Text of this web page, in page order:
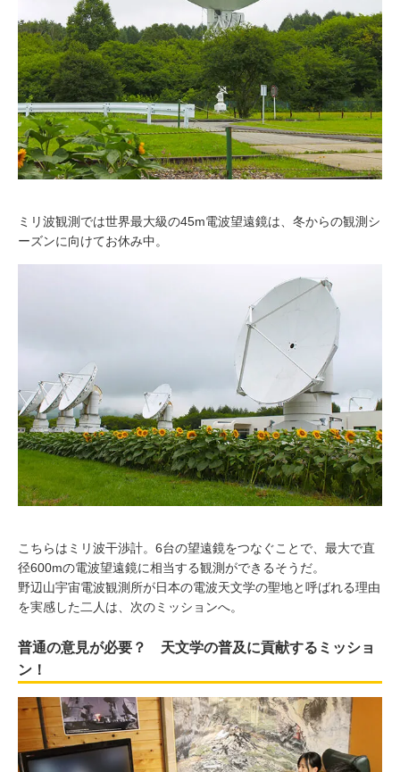
ミリ波観測では世界最大級の45m電波望遠鏡は、冬からの観測シ
ーズンに向けてお休み中。
こちらはミリ波干渉計。6台の望遠鏡をつなぐことで、最大で直
径600mの電波望遠鏡に相当する観測ができるそうだ。
野辺山宇宙電波観測所が日本の電波天文学の聖地と呼ばれる理由
を実感した二人は、次のミッションへ。
普通の意見が必要？ 天文学の普及に貢献するミッショ
ン！